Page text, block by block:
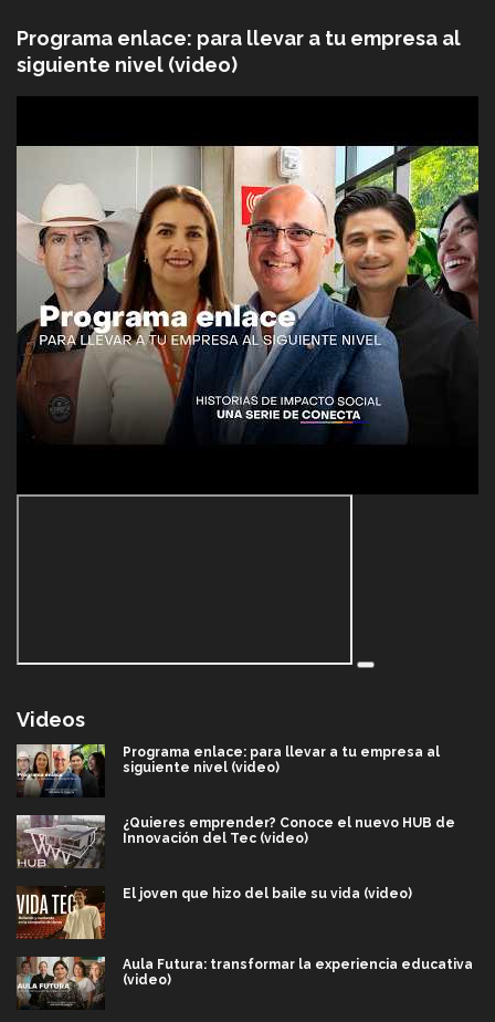
Programa enlace: para llevar a tu empresa al
siguiente nivel (video)
Videos
Programa enlace: para llevar a tu empresa al
siguiente nivel (video)
¿Quieres emprender? Conoce el nuevo HUB de
Innovación del Tec (video)
El joven que hizo del baile su vida (video)
Aula Futura: transformar la experiencia educativa
(video)